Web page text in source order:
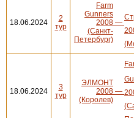
18.06.2024
2
тур
Farm
Gunners
2008
(Санкт-
Петербург)
—
18.06.2024
3
тур
ЭЛМОНТ
2008
(Королев)
—